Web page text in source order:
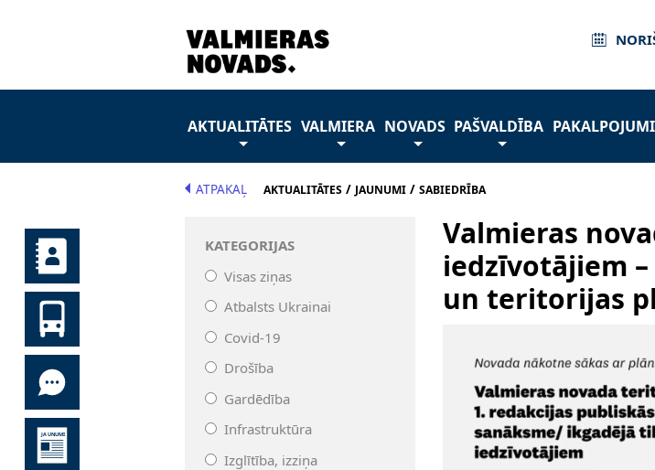
AKTUALITĀTES VALMIERA NOVADS PAŠVALDĪBA PAKALPOJUMI
ATPAKAĻ AKTUALITĀTES/ JAUNUMI/ SABIEDRĪBA
KATEGORIJAS
Visas ziņas
Atbalsts Ukrainai
Covid-19
Drošība
Gardēdība
Infrastruktūra
Izglītība, izziņa
Valmieras
iedzīvotājiem
un teritorijas